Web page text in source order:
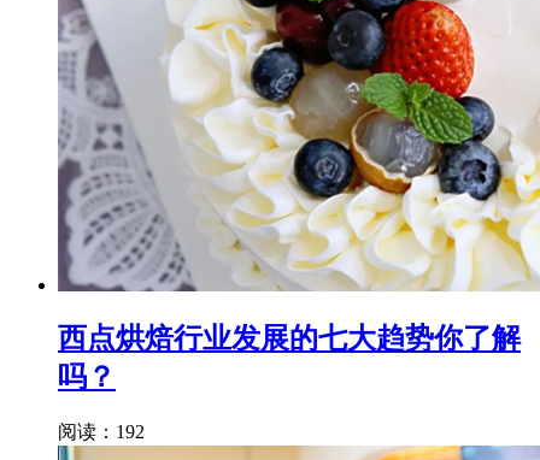
西点烘焙行业发展的七大趋势你了解
吗？
阅读：192